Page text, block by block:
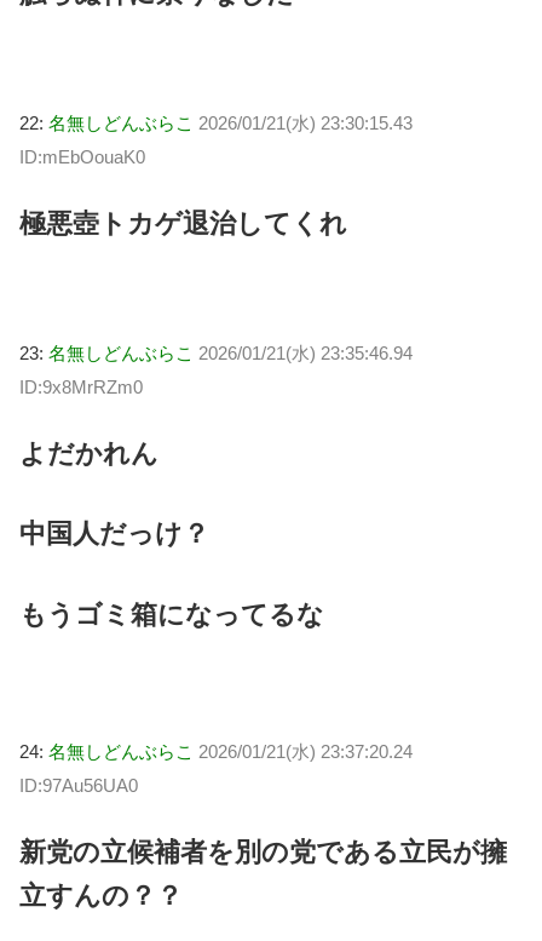
22: 名無しどんぶらこ 2026/01/21(水) 23:30:15.43
ID:mEbOouaK0
極悪壺トカゲ退治してくれ
23: 名無しどんぶらこ 2026/01/21(水) 23:35:46.94
ID:9x8MrRZm0
よだかれん
中国人だっけ？
もうゴミ箱になってるな
24: 名無しどんぶらこ 2026/01/21(水) 23:37:20.24
ID:97Au56UA0
新党の立候補者を別の党である立民が擁
立すんの？？